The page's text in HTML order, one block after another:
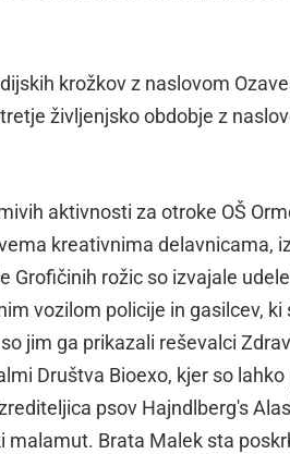
krožkov z naslovom
življenjsko obdobje z
aktivnosti za otroke OŠ
kreativnima delavnicama,
Grofičinih rožic so izvajale
vozilom policije in gasilcev,
jim ga prikazali reševalci
Društva Bioexo, kjer so
psov Hajndlberg's
malamut. Brata Malek sta